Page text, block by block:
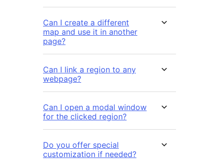
Can I create a different
map and use it in another
page?
Can I link a region to any
webpage?
Can I open a modal window
for the clicked region?
Do you offer special
customization if needed?